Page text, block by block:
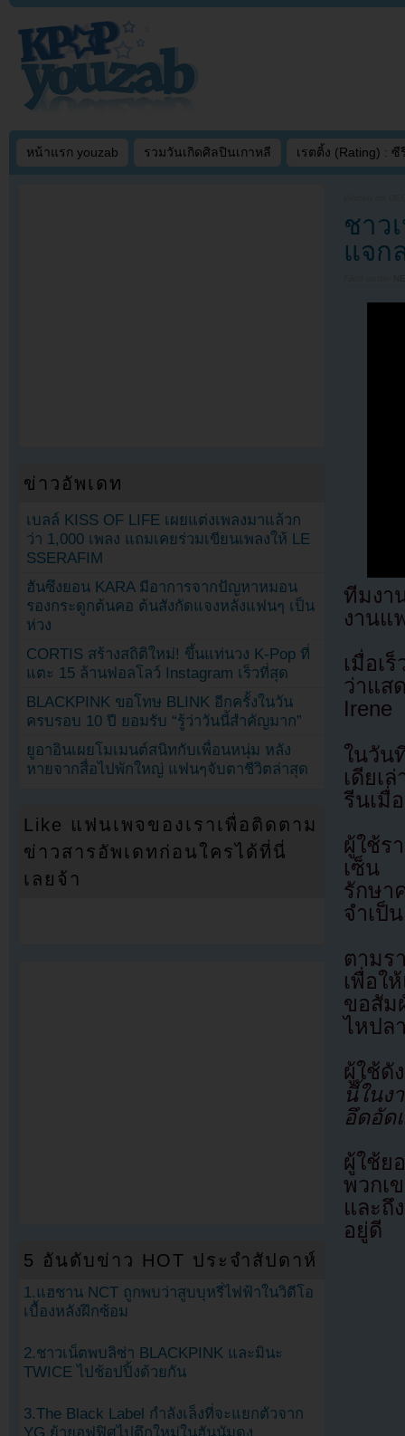
หน้าแรก youzab รวมวันเกิดศิลปินเกาหลี เรตติ้ง (Rating) : ซี
ชาว
แจก
ทีมงา
งานแ
เมื่อเ
ว่าแส
Irene
ในวัน
เดียเ
รีนเมื่
ผู้ใช้ร
เซ็น
รักษา
จำเป็
ตามร
เพื่อใ
ขอสัม
ไหปล
ผู้ใช้ดั
นี้ใน
อึดอัด
ผู้ใช้ย
พวกเ
และถึ
อยู่ดี
ข่าวอัพเดท
เบลล์ KISS OF LIFE เผยแต่งเพลงมาแล้วก
ว่า 1,000 เพลง แถมเคยร่วมเขียนเพลงให้ LE
SSERAFIM
ฮันซึงยอน KARA มีอาการจากปัญหาหมอน
รองกระดูกต้นคอ ต้นสังกัดแจงหลังแฟนๆ เป็น
ห่วง
CORTIS สร้างสถิติใหม่! ขึ้นแท่นวง K-Pop ที่
แตะ 15 ล้านฟอลโลว์ Instagram เร็วที่สุด
BLACKPINK ขอโทษ BLINK อีกครั้งในวัน
ครบรอบ 10 ปี ยอมรับ “รู้ว่าวันนี้สำคัญมาก”
ยูอาอินเผยโมเมนต์สนิทกับเพื่อนหนุ่ม หลัง
หายจากสื่อไปพักใหญ่ แฟนๆจับตาชีวิตล่าสุด
Like แฟนเพจของเราเพื่อติดตาม
ข่าวสารอัพเดทก่อนใครได้ที่นี่
เลยจ้า
5 อันดับข่าว HOT ประจำสัปดาห์
1.แฮชาน NCT ถูกพบว่าสูบบุหรี่ไฟฟ้าในวิดีโอ
เบื้องหลังฝึกซ้อม
2.ชาวเน็ตพบลิซ่า BLACKPINK และมินะ
TWICE ไปช้อปปิ้งด้วยกัน
3.The Black Label กำลังเล็งที่จะแยกตัวจาก